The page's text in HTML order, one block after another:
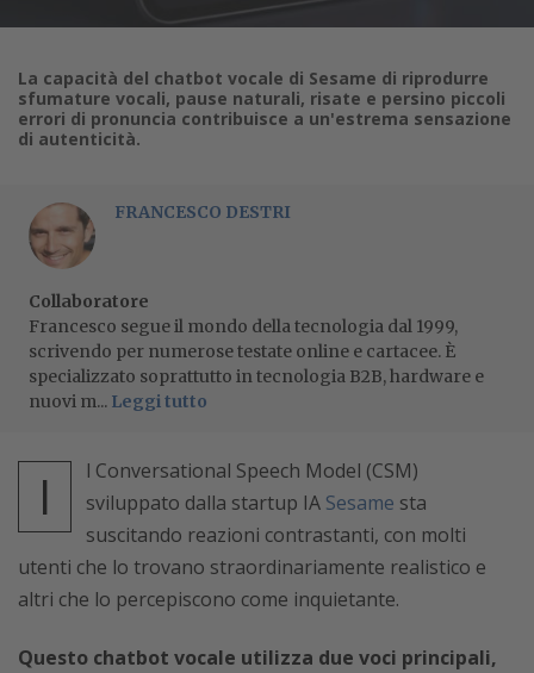
La capacità del chatbot vocale di Sesame di riprodurre
sfumature vocali, pause naturali, risate e persino piccoli
errori di pronuncia contribuisce a un'estrema sensazione
di autenticità.
FRANCESCO DESTRI
Collaboratore
Francesco segue il mondo della tecnologia dal 1999,
scrivendo per numerose testate online e cartacee. È
specializzato soprattutto in tecnologia B2B, hardware e
nuovi m... Leggi tutto
I
l Conversational Speech Model (CSM)
sviluppato dalla startup IA Sesame sta
suscitando reazioni contrastanti, con molti
utenti che lo trovano straordinariamente realistico e
altri che lo percepiscono come inquietante.
Questo chatbot vocale utilizza due voci principali,